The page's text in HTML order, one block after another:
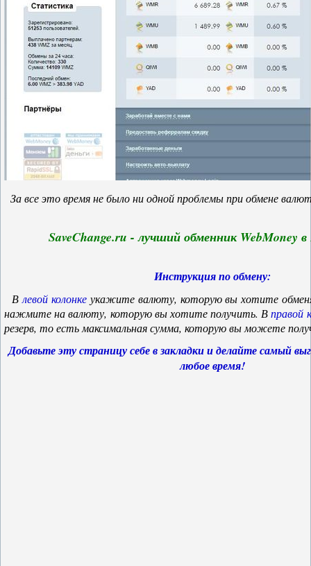
За все это время не было ни одной проблемы при обмене
SaveChange.ru - лучший обменник WebMoney
Инструкция по обмену:
В левой колонкеукажите валюту, которую вы хотите
нажмите на валюту, которую вы хотите получить. Вправой
резерв, то есть максимальная сумма, которую вы можете
Добавьте эту страницу себе в закладки и делайте самый
любое время!